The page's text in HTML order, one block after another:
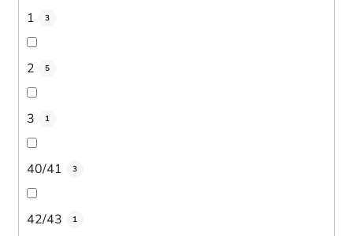
1 3
2 5
3 1
40/41 3
42/43 1